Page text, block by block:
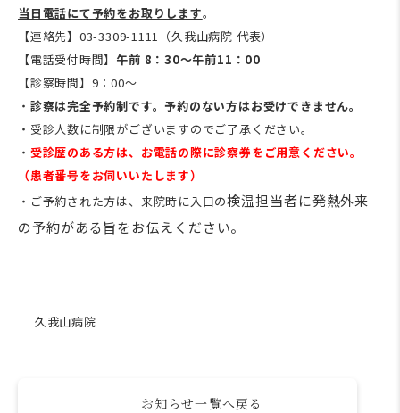
当日電話にて予約をお取りします。
【連絡先】 03-3309-1111 （久我山病院 代表）
【電話受付時間】 午前 8：30～午前11：00
【診察時間】 9 ：00～
・ 診察は完全予約制です。予約のない方はお受けできません。
・受診人数に制限がございますのでご了承ください。
・ 受診歴のある方は、お電話の際に診察券をご用意ください。
（患者番号をお伺いいたします）
・ご予約された方は、来院時に入口の検温担当者に発熱外来
の予約がある旨をお伝えください。
久我山病院
お知らせ一覧へ戻る